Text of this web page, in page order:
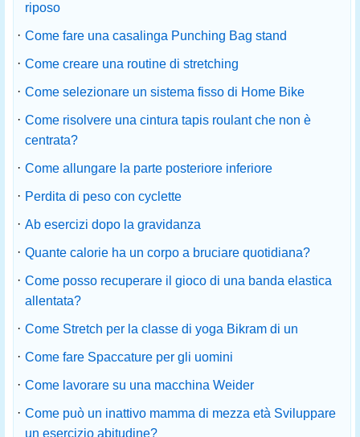
riposo
· Come fare una casalinga Punching Bag stand
· Come creare una routine di stretching
· Come selezionare un sistema fisso di Home Bike
· Come risolvere una cintura tapis roulant che non è
centrata?
· Come allungare la parte posteriore inferiore
· Perdita di peso con cyclette
· Ab esercizi dopo la gravidanza
· Quante calorie ha un corpo a bruciare quotidiana?
· Come posso recuperare il gioco di una banda elastica
allentata?
· Come Stretch per la classe di yoga Bikram di un
· Come fare Spaccature per gli uomini
· Come lavorare su una macchina Weider
· Come può un inattivo mamma di mezza età Sviluppare
un esercizio abitudine?